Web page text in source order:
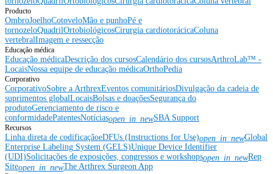
Producto
OmbroJoelhoCotoveloMão e punhoPé e
tornozeloQuadrilOrtobiológicosCirurgia cardiotorácicaColuna
vertebralImagem e ressecção
Educação médica
Educação médicaDescrição dos cursosCalendário dos cursosArthroLab™ -
LocaisNossa equipe de educação médicaOrthoPedia
Corporativo
CorporativoSobre a ArthrexEventos comunitáriosDivulgação da cadeia de
suprimentos globalLocaisBolsas e doaçõesSegurança do
produtoGerenciamento de risco e
conformidadePatentesNotíciasopen_in_newSBA Support
Recursos
Linha direta de codificaçãoeDFUs (Instructions for Use)open_in_newGlobal
Enterprise Labeling System (GELS)Unique Device Identifier
(UDI)Solicitações de exposições, congressos e workshopsopen_in_newRep
Siteopen_in_newThe Arthrex Surgeon App